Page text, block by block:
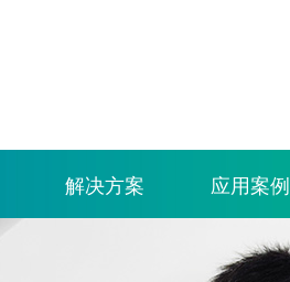
解决方案 应用案例